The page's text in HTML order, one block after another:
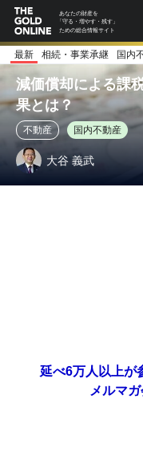
あなたの財産を
「守る・増やす・残す」
ための総合情報サイト
最新 相続・事業承継 国内
減価償却による課
果とは？
不動産 国内不動産
大谷 義武
延べ6万人以上
メルマ